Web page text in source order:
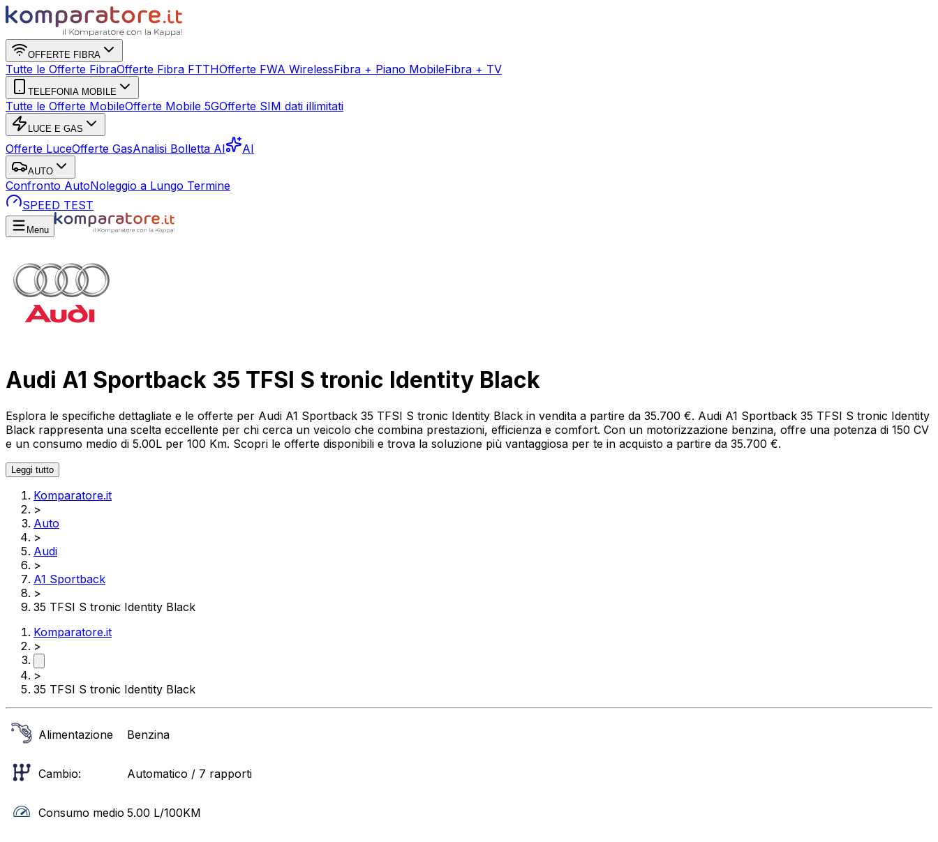
OFFERTE FIBRA
Tutte le Offerte FibraOfferte Fibra FTTHOfferte FWA WirelessFibra + Piano MobileFibra + TV
TELEFONIA MOBILE
Tutte le Offerte MobileOfferte Mobile 5GOfferte SIM dati illimitati
LUCE E GAS
Offerte LuceOfferte GasAnalisi Bolletta AI AI
AUTO
Confronto AutoNoleggio a Lungo Termine
SPEED TEST
Menu
Audi A1 Sportback 35 TFSI S tronic Identity Black
Esplora le specifiche dettagliate e le offerte per Audi A1 Sportback 35 TFSI S tronic Identity Black in vendita a partire da 35.700 €. Audi A1 Sportback 35 TFSI S tronic Identity
Black rappresenta una scelta eccellente per chi cerca un veicolo che combina prestazioni, efficienza e comfort. Con un motorizzazione benzina, offre una potenza di 150 CV
e un consumo medio di 5.00L per 100 Km. Scopri le offerte disponibili e trova la soluzione più vantaggiosa per te in acquisto a partire da 35.700 €.
Leggi tutto
Komparatore.it
>
Auto
>
Audi
>
A1 Sportback
>
35 TFSI S tronic Identity Black
Komparatore.it
>
>
35 TFSI S tronic Identity Black
Alimentazione Benzina
Cambio: Automatico / 7 rapporti
Consumo medio 5.00 L/100KM